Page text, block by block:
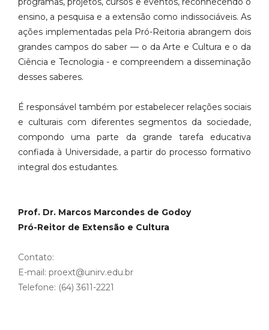
ensino, a pesquisa e a extensão como indissociáveis. As
ações implementadas pela Pró-Reitoria abrangem dois
grandes campos do saber — o da Arte e Cultura e o da
Ciência e Tecnologia - e compreendem a disseminação
desses saberes.
É responsável também por estabelecer relações sociais
e culturais com diferentes segmentos da sociedade,
compondo uma parte da grande tarefa educativa
confiada à Universidade, a partir do processo formativo
integral dos estudantes.
Prof. Dr. Marcos Marcondes de Godoy
Pró-Reitor de Extensão e Cultura
Contato:
E-mail: proext@unirv.edu.br
Telefone: (64) 3611-2221